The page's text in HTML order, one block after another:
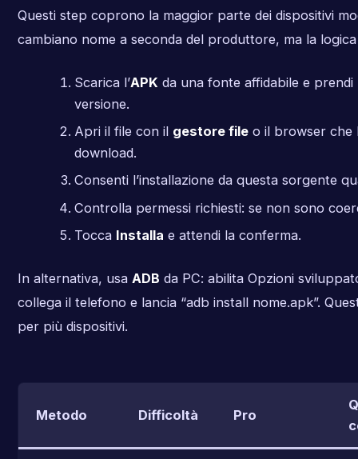
Questi step coprono la maggior parte dei dispositivi
cambiano nome a seconda del produttore, ma la
Scarica l’APK da una fonte affidabile e prendi
versione.
Apri il file con il gestore fileo il browser che
download.
Consenti l’installazione da questa sorgente
Controlla permessi richiesti: se non sono
Tocca Installa e attendi la conferma.
In alternativa, usa ADB da PC: abilita Opzioni
collega il telefono e lancia “adb install nome.apk”.
per più dispositivi.
Metodo Difficoltà Pro